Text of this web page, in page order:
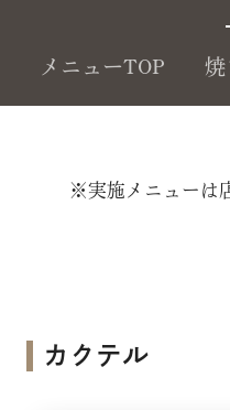
メニューTOP 焼
※実施メニューは
カクテル